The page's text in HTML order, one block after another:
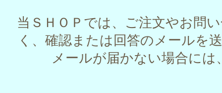
当ＳＨＯＰでは、ご注文やお問
く、確認または回答のメールを
メールが届かない場合に